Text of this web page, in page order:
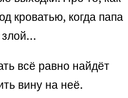
кроватью, когда папа
злой…
всё равно найдёт
вину на неё.